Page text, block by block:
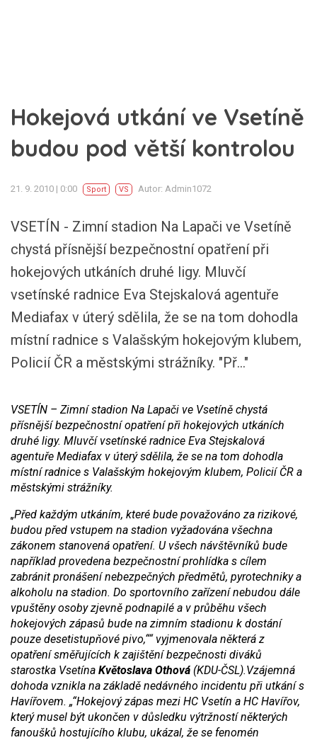
Hokejová utkání ve Vsetíně
budou pod větší kontrolou
21. 9. 2010 | 0:00 Sport VS Autor: Admin1072
VSETÍN - Zimní stadion Na Lapači ve Vsetíně
chystá přísnější bezpečnostní opatření při
hokejových utkáních druhé ligy. Mluvčí
vsetínské radnice Eva Stejskalová agentuře
Mediafax v úterý sdělila, že se na tom dohodla
místní radnice s Valašským hokejovým klubem,
Policií ČR a městskými strážníky. "Př..."
VSETÍN – Zimní stadion Na Lapači ve Vsetíně chystá
přísnější bezpečnostní opatření při hokejových utkáních
druhé ligy. Mluvčí vsetínské radnice Eva Stejskalová
agentuře Mediafax v úterý sdělila, že se na tom dohodla
místní radnice s Valašským hokejovým klubem, Policií ČR a
městskými strážníky.
„Před každým utkáním, které bude považováno za rizikové,
budou před vstupem na stadion vyžadována všechna
zákonem stanovená opatření. U všech návštěvníků bude
například provedena bezpečnostní prohlídka s cílem
zabránit pronášení nebezpečných předmětů, pyrotechniky a
alkoholu na stadion. Do sportovního zařízení nebudou dále
vpuštěny osoby zjevně podnapilé a v průběhu všech
hokejových zápasů bude na zimním stadionu k dostání
pouze desetistupňové pivo,““vyjmenovala některá z
opatření směřujících k zajištění bezpečnosti diváků
starostka Vsetína Květoslava Othová (KDU-ČSL).Vzájemná
dohoda vznikla na základě nedávného incidentu při utkání s
Havířovem. „“Hokejový zápas mezi HC Vsetín a HC Havířov,
který musel být ukončen v důsledku výtržností některých
fanoušků hostujícího klubu, ukázal, že se fenomén